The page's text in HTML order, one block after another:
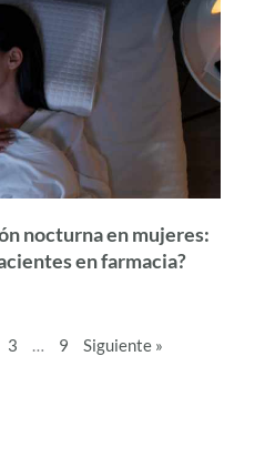
nocturna en mujeres:
en farmacia?
3 … 9 Siguiente »